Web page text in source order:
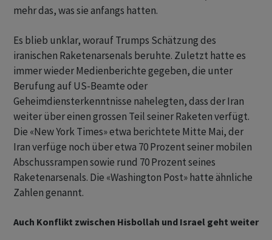
mehr das, was sie anfangs hatten.
Es blieb unklar, worauf Trumps Schätzung des
iranischen Raketenarsenals beruhte. Zuletzt hatte es
immer wieder Medienberichte gegeben, die unter
Berufung auf US-Beamte oder
Geheimdiensterkenntnisse nahelegten, dass der Iran
weiter über einen grossen Teil seiner Raketen verfügt.
Die «New York Times» etwa berichtete Mitte Mai, der
Iran verfüge noch über etwa 70 Prozent seiner mobilen
Abschussrampen sowie rund 70 Prozent seines
Raketenarsenals. Die «Washington Post» hatte ähnliche
Zahlen genannt.
Auch Konflikt zwischen Hisbollah und Israel geht weiter